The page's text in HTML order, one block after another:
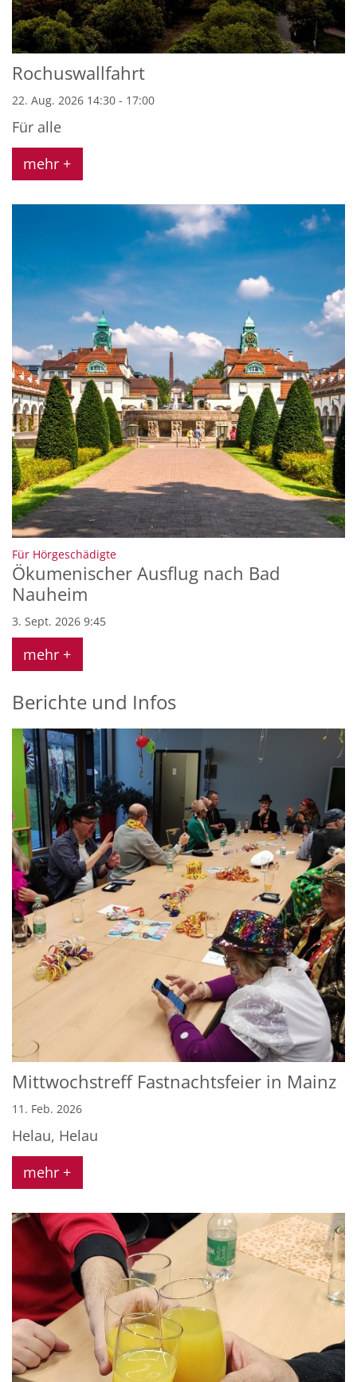
Rochuswallfahrt
22. Aug. 2026 14:30 - 17:00
Für alle
mehr +
Für Hörgeschädigte:
Ökumenischer Ausflug nach Bad
Nauheim
3. Sept. 2026 9:45
mehr +
Berichte und Infos
Mittwochstreff Fastnachtsfeier in Mainz
11. Feb. 2026
Helau, Helau
mehr +